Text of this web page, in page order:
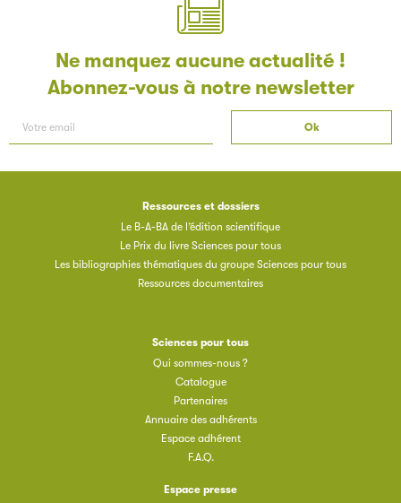
Ne manquez aucune actualité !
Abonnez-vous à notre newsletter
Ressources et dossiers
Le B-A-BA de l’édition scientifique
Le Prix du livre Sciences pour tous
Les bibliographies thématiques du groupe Sciences pour tous
Ressources documentaires
Sciences pour tous
Qui sommes-nous ?
Catalogue
Partenaires
Annuaire des adhérents
Espace adhérent
F.A.Q.
Espace presse